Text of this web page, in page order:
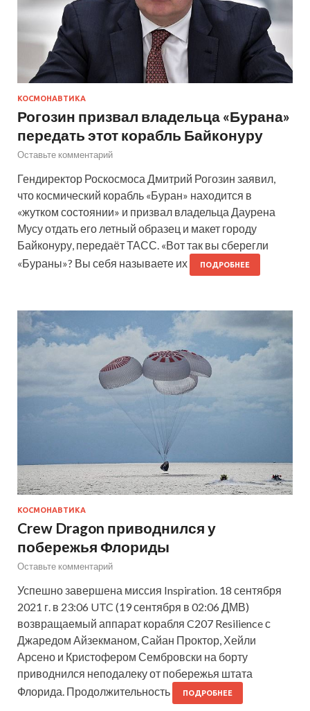
КОСМОНАВТИКА
Рогозин призвал владельца «Бурана»
передать этот корабль Байконуру
Оставьте комментарий
Гендиректор Роскосмоса Дмитрий Рогозин заявил,
что космический корабль «Буран» находится в
«жутком состоянии» и призвал владельца Даурена
Мусу отдать его летный образец и макет городу
Байконуру, передаёт ТАСС. «Вот так вы сберегли
«Бураны»? Вы себя называете их
ПОДРОБНЕЕ
КОСМОНАВТИКА
Crew Dragon приводнился у
побережья Флориды
Оставьте комментарий
Успешно завершена миссия Inspiration. 18 сентября
2021 г. в 23:06 UTC (19 сентября в 02:06 ДМВ)
возвращаемый аппарат корабля C207 Resilience с
Джаредом Айзекманом, Сайан Проктор, Хейли
Арсено и Кристофером Сембровски на борту
приводнился неподалеку от побережья штата
Флорида. Продолжительность
ПОДРОБНЕЕ